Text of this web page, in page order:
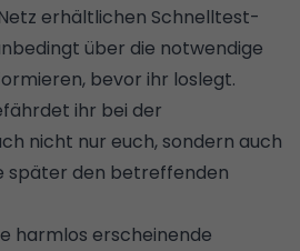
erhältlichen Schnelltest-
über die notwendige
bevor ihr loslegt.
ihr bei der
nicht nur euch, sondern auch
später den betreffenden
harmlos erscheinende